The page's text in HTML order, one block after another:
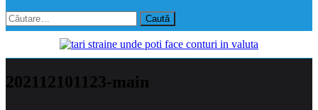
Caută
după:
202112101123-main